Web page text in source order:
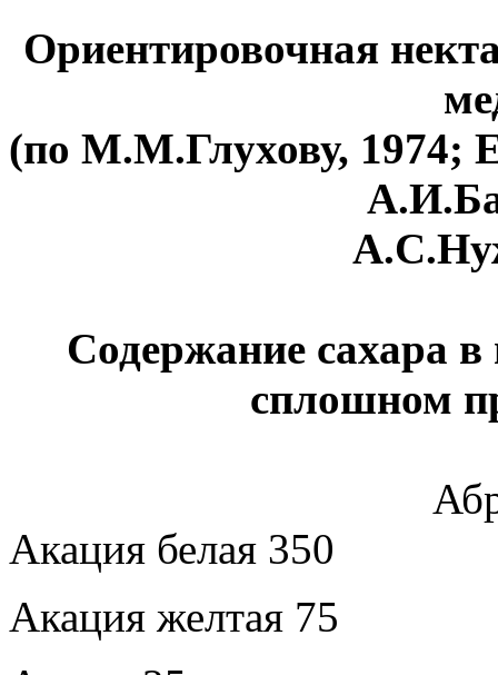
Ориентировочная
(по М.М.Глухову, 1974;
Содержание сахара в
сплошном
Акация белая 350
Акация желтая 75